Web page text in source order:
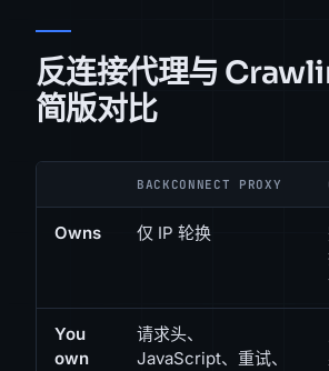
反连接代理与
简版对比
BACKCONNECT PROXY
Owns 仅 IP 轮换
You
own
请求头、
JavaScript、重试、